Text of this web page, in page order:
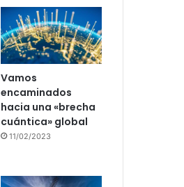
Vamos
encaminados
hacia una «brecha
cuántica» global
11/02/2023